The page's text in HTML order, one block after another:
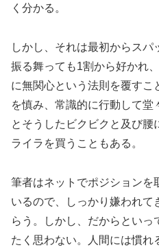
く分かる。
しかし、それは最初からスパ
振る舞っても1割から好かれ
に無関心という法則を覆すこ
を慎み、常識的に行動して堂
とそうしたビクビクと及び腰
ライラを買うこともある。
筆者はネットでポジションを
いるので、しっかり嫌われて
らう。しかし、だからといっ
たく思わない。人間には慣れ